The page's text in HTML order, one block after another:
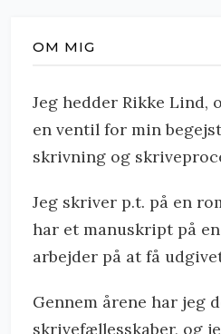
OM MIG
Jeg hedder Rikke Lind,
en ventil for min
skrivning og
Jeg skriver p.t. på en
har et manuskript på
arbejder på at få
Gennem årene har jeg
skrivefællesskaber, og